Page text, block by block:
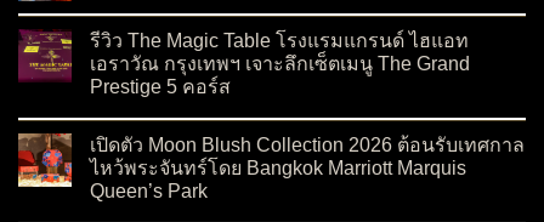
รีวิว The Magic Table โรงแรมแกรนด์ ไฮแอท
เอราวัณ กรุงเทพฯ เจาะลึกเซ็ตเมนู The Grand
Prestige 5 คอร์ส
เปิดตัว Moon Blush Collection 2026 ต้อนรับเทศกาล
ไหว้พระจันทร์โดย Bangkok Marriott Marquis
Queen’s Park